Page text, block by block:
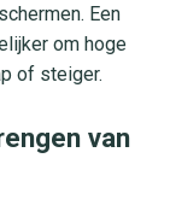
Een
om hoge
of steiger.
van